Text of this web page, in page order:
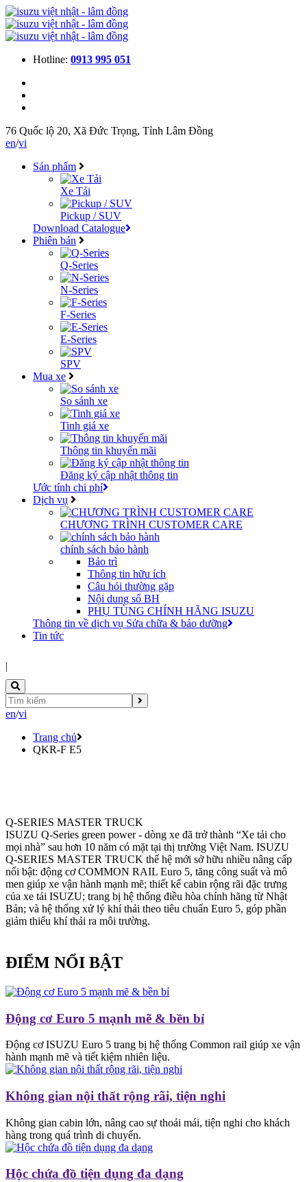
Hotline: 0913 995 051
76 Quốc lộ 20, Xã Đức Trọng, Tỉnh Lâm Đồng
en/vi
Sản phẩm
Xe Tải
Pickup / SUV
Download Catalogue
Phiên bản
Q-Series
N-Series
F-Series
E-Series
SPV
Mua xe
So sánh xe
Tinh giá xe
Thông tin khuyến mãi
Đăng ký cập nhật thông tin
Ước tính chi phí
Dịch vụ
CHƯƠNG TRÌNH CUSTOMER CARE
chính sách bảo hành
Bảo trì
Thông tin hữu ích
Câu hỏi thường gặp
Nội dung sổ BH
PHỤ TÙNG CHÍNH HÃNG ISUZU
Thông tin về dịch vụ Sửa chữa & bảo dưỡng
Tin tức
|
en/vi
Trang chủ
QKR-F E5
Q-SERIES MASTER TRUCK
ISUZU Q-Series green power - dòng xe đã trở thành “Xe tải cho
mọi nhà” sau hơn 10 năm có mặt tại thị trường Việt Nam. ISUZU
Q-SERIES MASTER TRUCK thế hệ mới sở hữu nhiều nâng cấp
nổi bật: động cơ COMMON RAIL Euro 5, tăng công suất và mô
men giúp xe vận hành mạnh mẽ; thiết kế cabin rộng rãi đặc trưng
của xe tải ISUZU; trang bị hệ thống điều hòa chính hãng từ Nhật
Bản; và hệ thống xử lý khí thải theo tiêu chuẩn Euro 5, góp phần
giảm thiểu khí thải ra môi trường.
ĐIỂM NỔI BẬT
Động cơ Euro 5 mạnh mẽ & bền bỉ
Động cơ ISUZU Euro 5 trang bị hệ thống Common rail giúp xe vận
hành mạnh mẽ và tiết kiệm nhiên liệu.
Không gian nội thất rộng rãi, tiện nghi
Không gian cabin lớn, nâng cao sự thoải mái, tiện nghi cho khách
hàng trong quá trình di chuyển.
Hộc chứa đồ tiện dụng đa dạng